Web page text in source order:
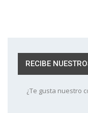
RECIBE
¿Te gusta nuestro